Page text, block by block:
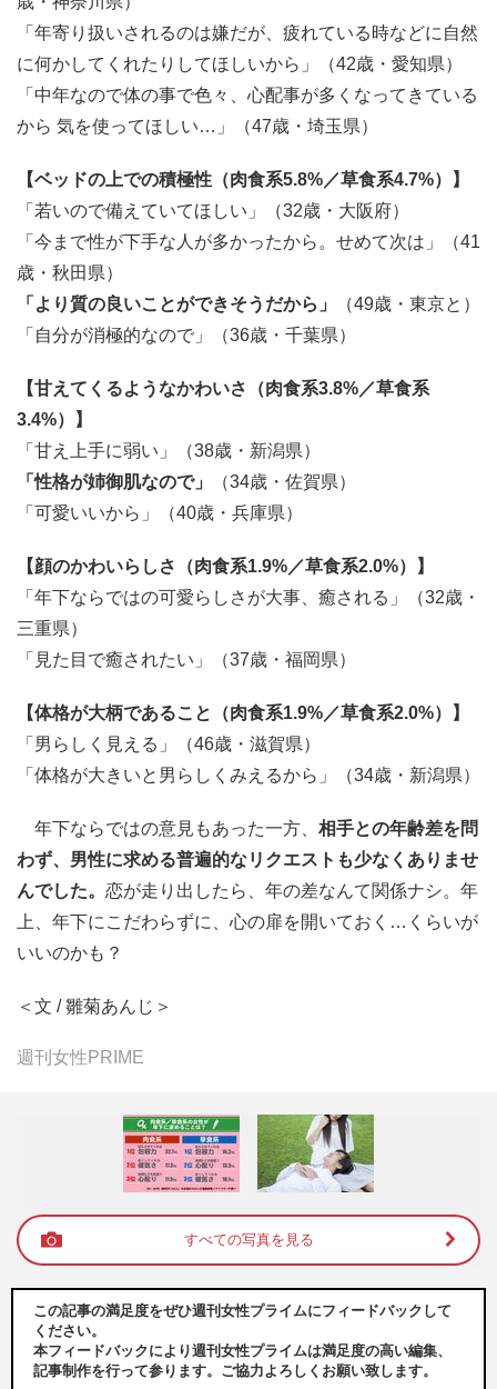
「年寄り扱いされるのは嫌だが、疲れている時などに自然
に何かしてくれたりしてほしいから」（42歳・愛知県）
「中年なので体の事で色々、心配事が多くなってきている
から 気を使ってほしい…」（47歳・埼玉県）
【ベッドの上での積極性（肉食系5.8%／草食系4.7%）】
「若いので備えていてほしい」（32歳・大阪府）
「今まで性が下手な人が多かったから。せめて次は」（41
歳・秋田県）
「より質の良いことができそうだから」
（49歳・東京と）
「自分が消極的なので」（36歳・千葉県）
【甘えてくるようなかわいさ（肉食系3.8%／草食系
3.4%）】
「甘え上手に弱い」（38歳・新潟県）
「性格が姉御肌なので」
（34歳・佐賀県）
「可愛いいから」（40歳・兵庫県）
【顔のかわいらしさ（肉食系1.9%／草食系2.0%）】
「年下ならではの可愛らしさが大事、癒される」（32歳・
三重県）
「見た目で癒されたい」（37歳・福岡県）
【体格が大柄であること（肉食系1.9%／草食系2.0%）】
「男らしく見える」（46歳・滋賀県）
「体格が大きいと男らしくみえるから」（34歳・新潟県）
年下ならではの意見もあった一方、 相手との年齢差を問
わず、男性に求める普遍的なリクエストも少なくありませ
んでした。 恋が走り出したら、年の差なんて関係ナシ。年
上、年下にこだわらずに、心の扉を開いておく…くらいが
いいのかも？
＜文 / 雛菊あんじ＞
週刊女性PRIME
すべての写真を見る
この記事の満足度をぜひ週刊女性プライムにフィードバックして
ください。
本フィードバックにより週刊女性プライムは満足度の高い編集、
記事制作を行って参ります。ご協力よろしくお願い致します。